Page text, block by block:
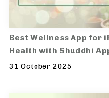
Best Wellness App for
Health with Shuddhi
31 October 2025